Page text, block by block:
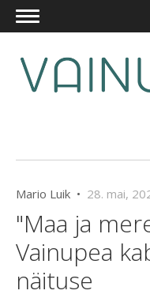
Mario Luik • 28. mai,
"Maa ja
Vainupea
näituse